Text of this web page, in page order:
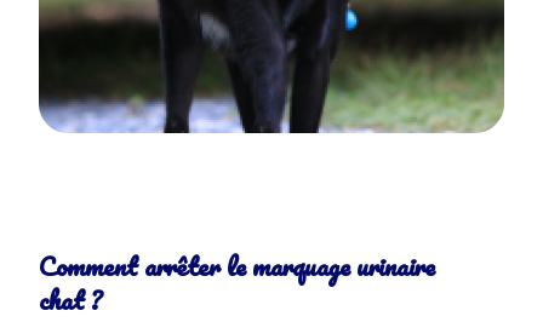
Comment arrêter le marquage urinaire
chat ?